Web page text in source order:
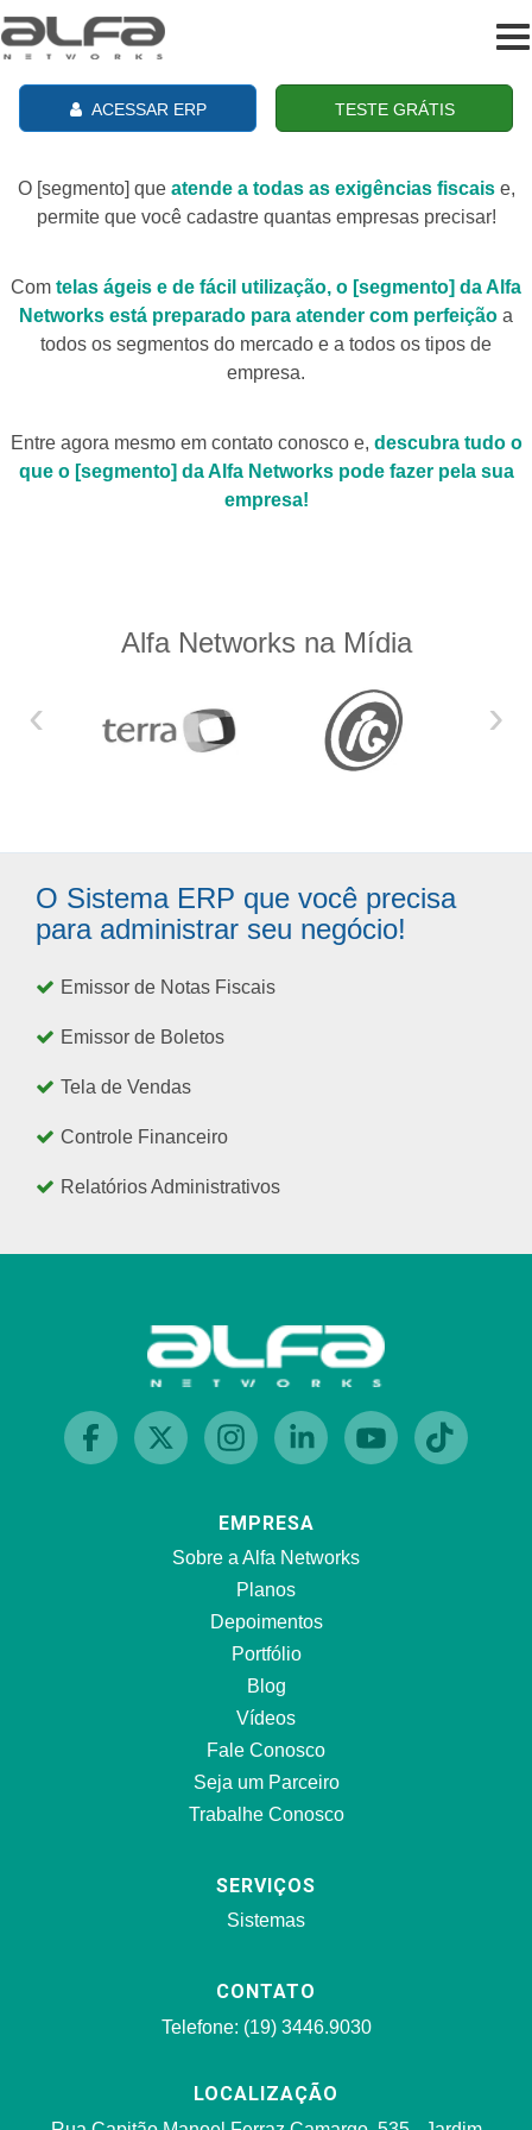
ACESSAR ERP TESTE GRÁTIS
O [segmento] que atende a todas as exigências fiscaise,
permite que você cadastre quantas empresas precisar!
Com telas ágeis e de fácil utilização, o [segmento] da Alfa
Networks está preparado para atender com perfeição a
todos os segmentos do mercado e a todos os tipos de
empresa.
Entre agora mesmo em contato conosco e, descubra tudo o
que o [segmento] da Alfa Networks pode fazer pela sua
empresa!
Alfa Networks na Mídia
‹ ›
O Sistema ERP que você precisa
para administrar seu negócio!
Emissor de Notas Fiscais
Emissor de Boletos
Tela de Vendas
Controle Financeiro
Relatórios Administrativos
EMPRESA
Sobre a Alfa Networks
Planos
Depoimentos
Portfólio
Blog
Vídeos
Fale Conosco
Seja um Parceiro
Trabalhe Conosco
SERVIÇOS
Sistemas
CONTATO
Telefone: (19) 3446.9030
LOCALIZAÇÃO